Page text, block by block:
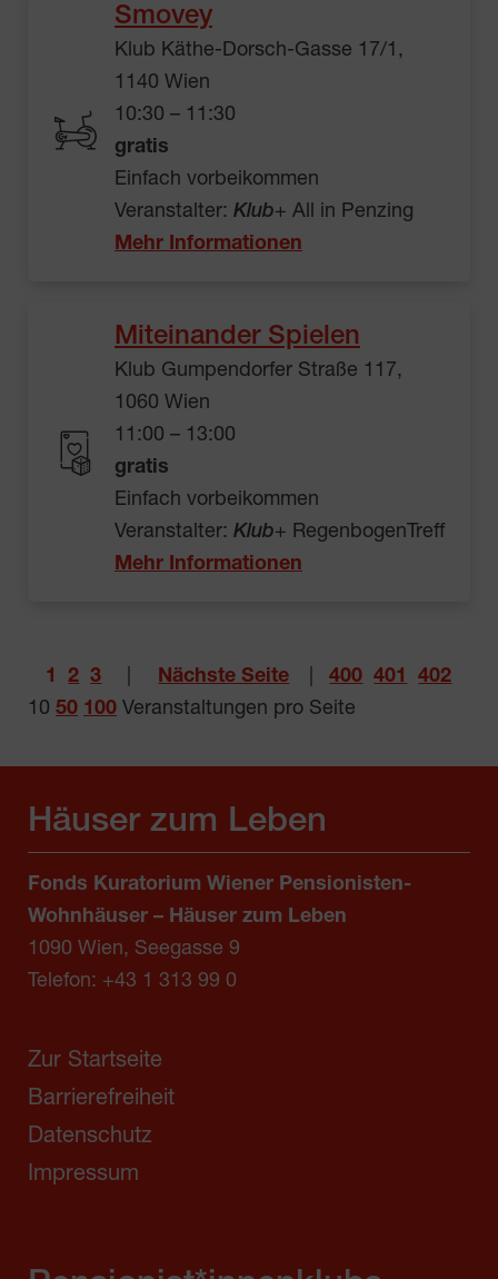
Smovey
Klub Käthe-Dorsch-Gasse 17/1,
1140 Wien
10:30 – 11:30
gratis
Einfach vorbeikommen
Veranstalter: Klub+ All in Penzing
Mehr Informationen
Miteinander Spielen
Klub Gumpendorfer Straße 117,
1060 Wien
11:00 – 13:00
gratis
Einfach vorbeikommen
Veranstalter: Klub+ RegenbogenTreff
Mehr Informationen
1 2 3 Nächste Seite 400 401
402
10 50 100 Veranstaltungen pro Seite
Häuser zum Leben
Fonds Kuratorium Wiener Pensionisten-
Wohnhäuser – Häuser zum Leben
1090 Wien, Seegasse 9
Telefon: +43 1 313 99 0
Zur Startseite
Barrierefreiheit
Datenschutz
Impressum